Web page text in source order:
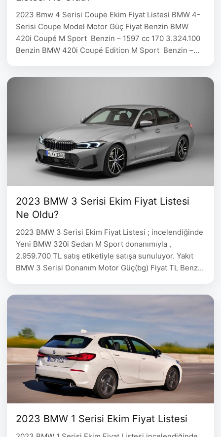
2023 Bmw 4 Serisi Coupe Ekim Fiyat Listesi BMW 4-
Serisi Coupe Model Motor Güç Fiyat Benzin BMW
420i Coupé M Sport Benzin – 1597 cc 170 3.324.100
Benzin BMW 420i Coupé Edition M Sport Benzin –
2023 BMW 3 Serisi Ekim Fiyat Listesi
Ne Oldu?
2023 BMW 3 Serisi Ekim Fiyat Listesi ; incelendiğinde
Yeni BMW 320i Sedan M Sport donanımıyla ,
2.959.700 TL satış etiketiyle satışa sunuluyor. Yakıt
BMW 3 Serisi Donanım Motor Güç(bg) Fiyat TL Benzin
2023 BMW 1 Serisi Ekim Fiyat Listesi